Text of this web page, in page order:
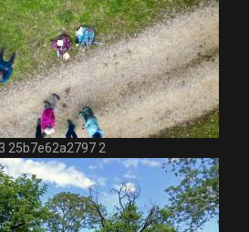
25b7e62a2797 2